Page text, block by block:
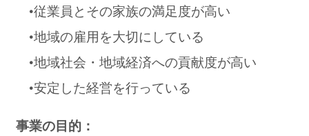
•従業員とその家族の満足度が高い
•地域の雇用を大切にしている
•地域社会・地域経済への貢献度が高い
•安定した経営を行っている
事業の目的：